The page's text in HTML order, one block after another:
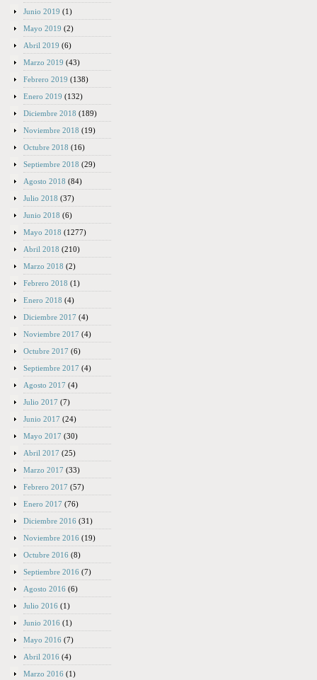
Junio 2019 (1)
Mayo 2019 (2)
Abril 2019 (6)
Marzo 2019 (43)
Febrero 2019 (138)
Enero 2019 (132)
Diciembre 2018 (189)
Noviembre 2018 (19)
Octubre 2018 (16)
Septiembre 2018 (29)
Agosto 2018 (84)
Julio 2018 (37)
Junio 2018 (6)
Mayo 2018 (1277)
Abril 2018 (210)
Marzo 2018 (2)
Febrero 2018 (1)
Enero 2018 (4)
Diciembre 2017 (4)
Noviembre 2017 (4)
Octubre 2017 (6)
Septiembre 2017 (4)
Agosto 2017 (4)
Julio 2017 (7)
Junio 2017 (24)
Mayo 2017 (30)
Abril 2017 (25)
Marzo 2017 (33)
Febrero 2017 (57)
Enero 2017 (76)
Diciembre 2016 (31)
Noviembre 2016 (19)
Octubre 2016 (8)
Septiembre 2016 (7)
Agosto 2016 (6)
Julio 2016 (1)
Junio 2016 (1)
Mayo 2016 (7)
Abril 2016 (4)
Marzo 2016 (1)